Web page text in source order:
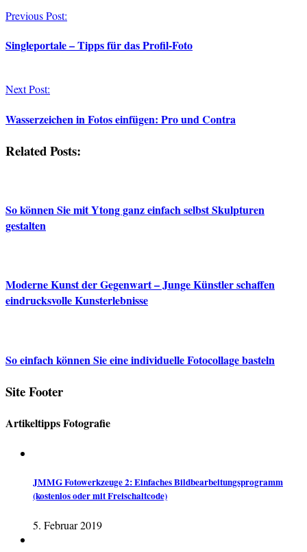
Previous Post:
Singleportale – Tipps für das Profil-Foto
Next Post:
Wasserzeichen in Fotos einfügen: Pro und Contra
Related Posts:
So können Sie mit Ytong ganz einfach selbst Skulpturen
gestalten
Moderne Kunst der Gegenwart – Junge Künstler schaffen
eindrucksvolle Kunsterlebnisse
So einfach können Sie eine individuelle Fotocollage basteln
Site Footer
Artikeltipps Fotografie
JMMG Fotowerkzeuge 2: Einfaches Bildbearbeitungsprogramm
(kostenlos oder mit Freischaltcode)
5. Februar 2019